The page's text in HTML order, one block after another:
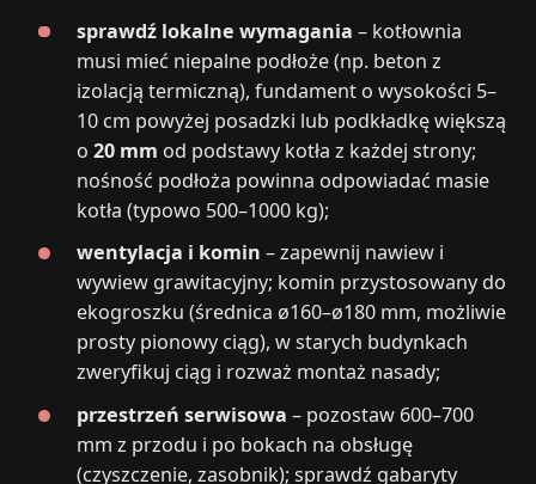
sprawdź lokalne wymagania – kotłownia
musi mieć niepalne podłoże (np. beton z
izolacją termiczną), fundament o wysokości 5–
10 cm powyżej posadzki lub podkładkę większą
o20 mm od podstawy kotła z każdej strony;
nośność podłoża powinna odpowiadać masie
kotła (typowo 500–1000 kg);
wentylacja i komin – zapewnij nawiew i
wywiew grawitacyjny; komin przystosowany do
ekogroszku (średnica ø160–ø180 mm, możliwie
prosty pionowy ciąg), w starych budynkach
zweryfikuj ciąg i rozważ montaż nasady;
przestrzeń serwisowa – pozostaw 600–700
mm z przodu i po bokach na obsługę
(czyszczenie, zasobnik); sprawdź gabaryty